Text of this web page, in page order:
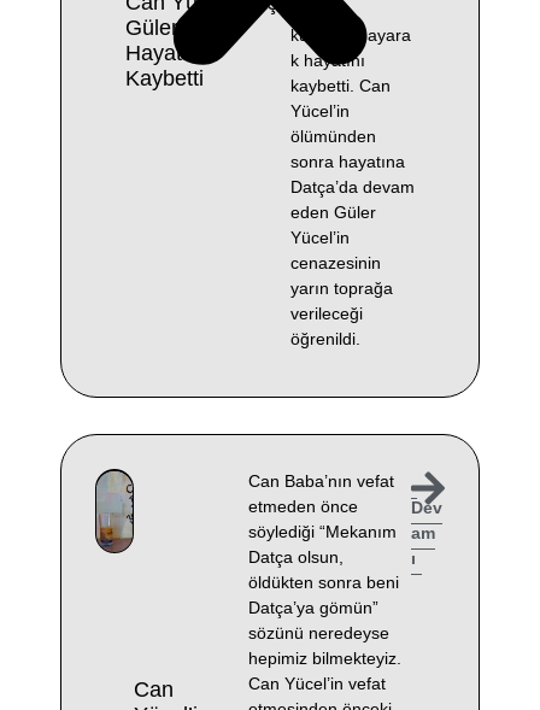
Güler Yücel
Hayatını
Kaybetti
rağmen
kurtarılamayara
k hayatını
kaybetti. Can
Yücel’in
ölümünden
sonra hayatına
Datça’da devam
eden Güler
Yücel’in
cenazesinin
yarın toprağa
verileceği
öğrenildi.
Can
Can Baba’nın vefat
etmeden önce
söylediği “Mekanım
Datça olsun,
öldükten sonra beni
Datça’ya gömün”
sözünü neredeyse
hepimiz bilmekteyiz.
Can Yücel’in vefat
Dev
am
ı